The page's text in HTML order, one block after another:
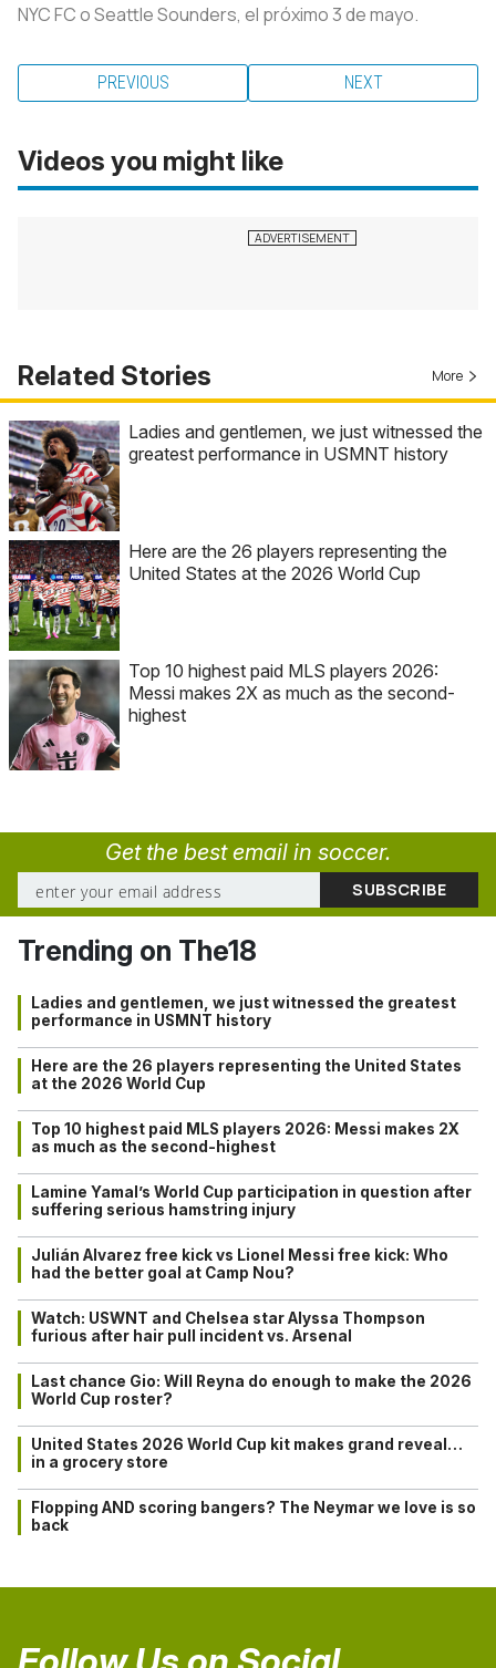
NYC FC o Seattle Sounders, el próximo 3 de mayo.
PREVIOUS NEXT
Videos you might like
Related Stories More
Ladies and gentlemen, we just witnessed the
greatest performance in USMNT history
Here are the 26 players representing the
United States at the 2026 World Cup
Top 10 highest paid MLS players 2026:
Messi makes 2X as much as the second-
highest
Get the best email in soccer.
Trending on The18
Ladies and gentlemen, we just witnessed the greatest
performance in USMNT history
Here are the 26 players representing the United States
at the 2026 World Cup
Top 10 highest paid MLS players 2026: Messi makes 2X
as much as the second-highest
Lamine Yamal’s World Cup participation in question after
suffering serious hamstring injury
Julián Alvarez free kick vs Lionel Messi free kick: Who
had the better goal at Camp Nou?
Watch: USWNT and Chelsea star Alyssa Thompson
furious after hair pull incident vs. Arsenal
Last chance Gio: Will Reyna do enough to make the 2026
World Cup roster?
United States 2026 World Cup kit makes grand reveal…
in a grocery store
Flopping AND scoring bangers? The Neymar we love is so
back